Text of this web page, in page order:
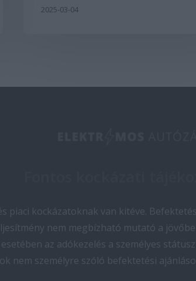
2025-03-04
kockázatoknak van kitéve.
nem megbízható mutató a
esetében az adókezelés a személyes
nem személyre szóló befektetési